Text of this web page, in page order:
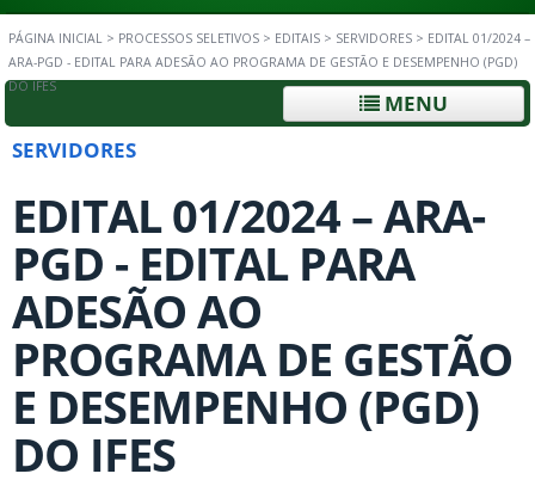
PÁGINA INICIAL > PROCESSOS SELETIVOS > EDITAIS > SERVIDORES > EDITAL 01/2024 –
ARA-PGD - EDITAL PARA ADESÃO AO PROGRAMA DE GESTÃO E DESEMPENHO (PGD)
DO IFES
MENU
SERVIDORES
EDITAL 01/2024 – ARA-
PGD - EDITAL PARA
ADESÃO AO
PROGRAMA DE GESTÃO
E DESEMPENHO (PGD)
DO IFES